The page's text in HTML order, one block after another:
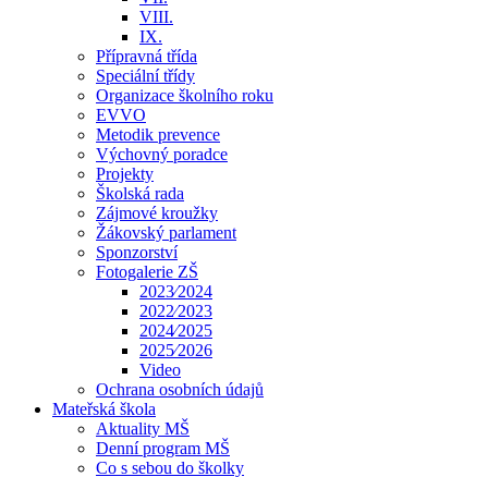
VIII.
IX.
Přípravná třída
Speciální třídy
Organizace školního roku
EVVO
Metodik prevence
Výchovný poradce
Projekty
Školská rada
Zájmové kroužky
Žákovský parlament
Sponzorství
Fotogalerie ZŠ
2023⁄2024
2022⁄2023
2024⁄2025
2025⁄2026
Video
Ochrana osobních údajů
Mateřská škola
Aktuality MŠ
Denní program MŠ
Co s sebou do školky